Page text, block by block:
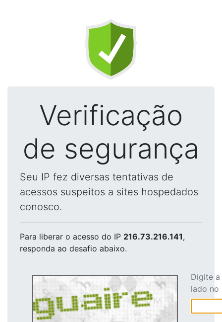
Verificação
de segurança
Seu IP fez diversas tentativas de
acessos suspeitos a sites hospedados
conosco.
Para liberar o acesso do IP 216.73.216.141,
responda ao desafio abaixo.
Digite
lado no